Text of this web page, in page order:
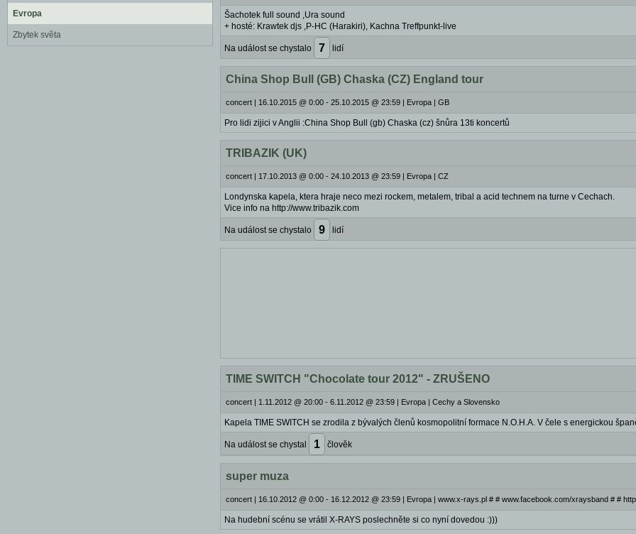
Evropa
Zbytek světa
Šachotek full sound ,Ura sound
+ hosté: Krawtek djs ,P-HC (Harakiri), Kachna Treffpunkt-live
Na událost se chystalo 7 lidí
China Shop Bull (GB) Chaska (CZ) England tour
concert | 16.10.2015 @ 0:00 - 25.10.2015 @ 23:59 | Evropa | GB
Pro lidi zijici v Anglii :China Shop Bull (gb) Chaska (cz) šnůra 13ti koncertů
TRIBAZIK (UK)
concert | 17.10.2013 @ 0:00 - 24.10.2013 @ 23:59 | Evropa | CZ
Londynska kapela, ktera hraje neco mezi rockem, metalem, tribal a acid technem na turne v Cechach.
Vice info na http://www.tribazik.com
Na událost se chystalo 9 lidí
TIME SWITCH "Chocolate tour 2012" - ZRUŠENO
concert | 1.11.2012 @ 20:00 - 6.11.2012 @ 23:59 | Evropa | Cechy a Slovensko
Kapela TIME SWITCH se zrodila z bývalých členů kosmopolitní formace N.O.H.A. V čele s energickou
Na událost se chystal 1 člověk
super muza
concert | 16.10.2012 @ 0:00 - 16.12.2012 @ 23:59 | Evropa | www.x-rays.pl # # www.facebook.com/xraysband # #
Na hudební scénu se vrátil X-RAYS poslechněte si co nyní dovedou :)))